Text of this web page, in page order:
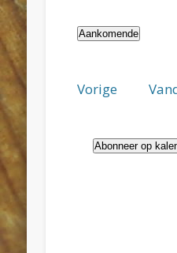
Aankomende
datum.
Vorige
Abonneer op